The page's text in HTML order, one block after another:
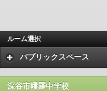
ルーム選択
パブリックスペース
深谷市幡羅中学校